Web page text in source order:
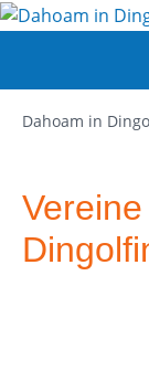
Dahoam in